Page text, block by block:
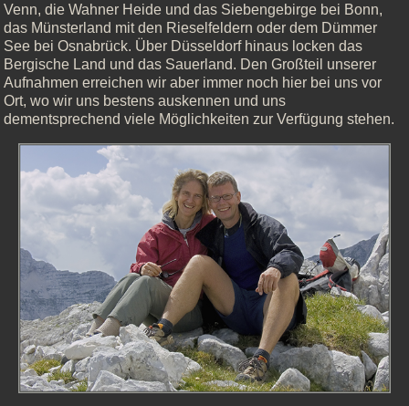
Venn, die Wahner Heide und das Siebengebirge bei Bonn,
das Münsterland mit den Rieselfeldern oder dem Dümmer
See bei Osnabrück. Über Düsseldorf hinaus locken das
Bergische Land und das Sauerland. Den Großteil unserer
Aufnahmen erreichen wir aber immer noch hier bei uns vor
Ort, wo wir uns bestens auskennen und uns
dementsprechend viele Möglichkeiten zur Verfügung stehen.